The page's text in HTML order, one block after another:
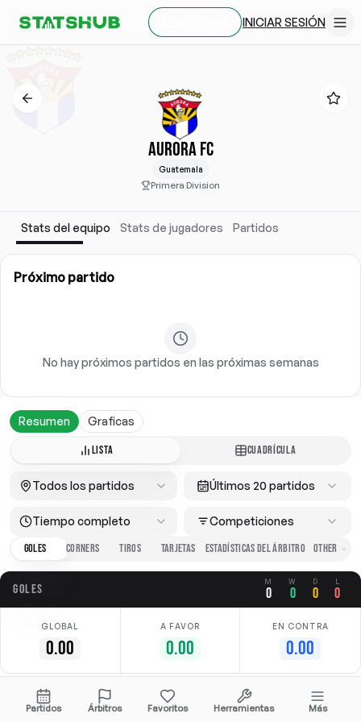
INICIAR SESIÓN
AURORA FC
Guatemala
Primera Division
Stats del equipo Stats de jugadores Partidos
Próximo partido
No hay próximos partidos en las próximas semanas
Resumen Graficas
LISTA CUADRÍCULA
Todos los partidos Últimos 20 partidos
Tiempo completo
Competiciones
GOLES
CORNERS TIROS TARJETAS ESTADÍSTICAS DEL ÁRBITRO
GOLES M
0
W
0
D
0
L
0
GLOBAL
0.00
A FAVOR
0.00
EN CONTRA
0.00
No hay datos disponibles
Partidos Árbitros Favoritos Herramientas Más